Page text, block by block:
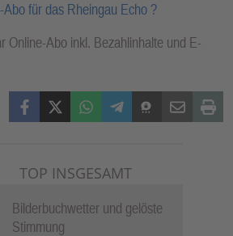
für das Rheingau Echo ?
Online-Abo inkl. Bezahlinhalte und E-
FacebookX (Twitter)WhatsAppTelegramThreemaMail Print
TOP INSGESAMT
Bilderbuchwetter und gelöste
Stimmung